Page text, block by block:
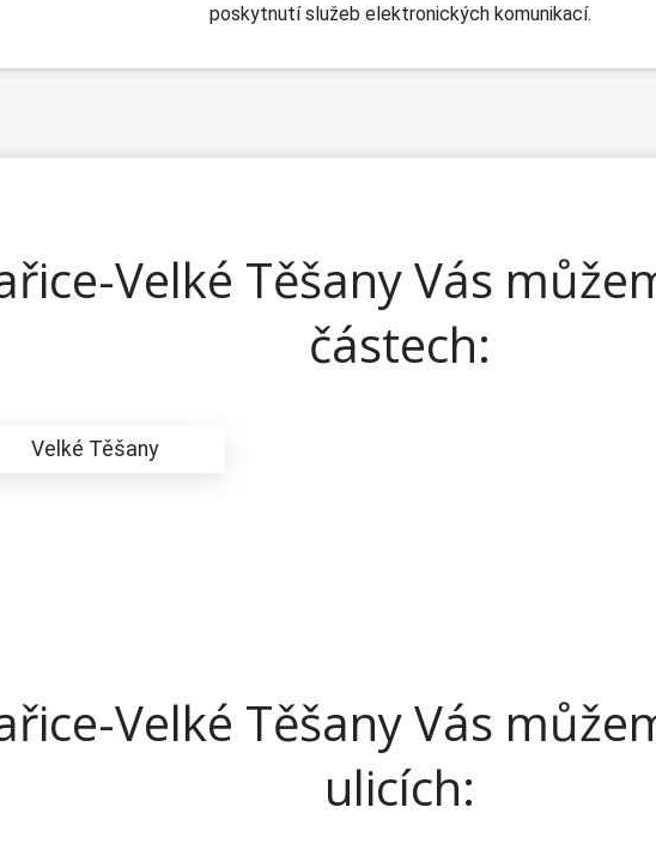
poskytnutí služeb elektronických komunikací.
Velké Těšany Vás
částech:
Velké Těšany
Velké Těšany Vás
ulicích: